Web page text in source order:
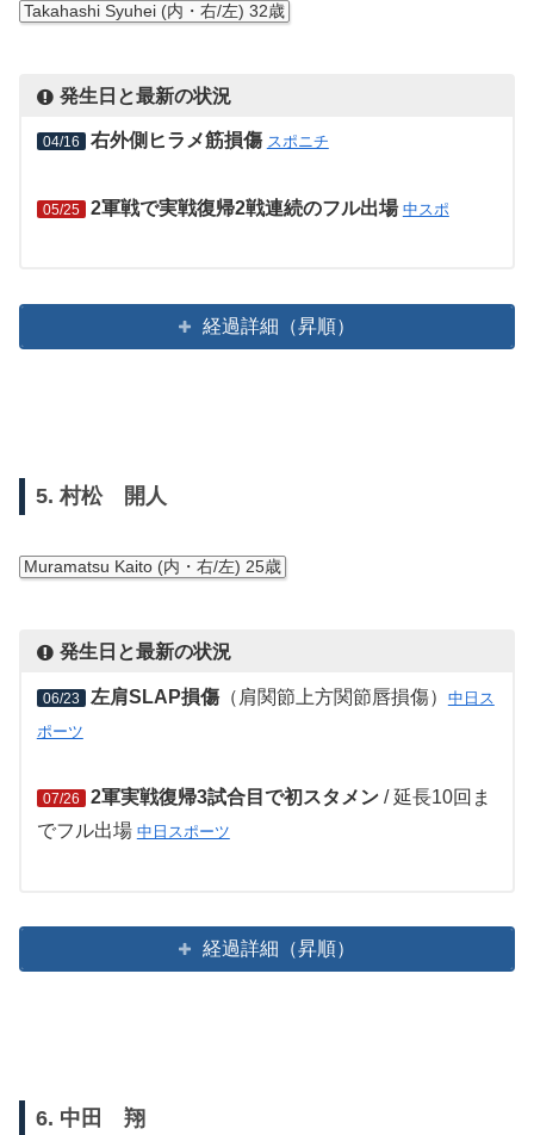
Takahashi Syuhei (内・右/左) 32歳
発生日と最新の状況
04/16 右外側ヒラメ筋損傷 スポニチ
05/25 2軍戦で実戦復帰2戦連続のフル出場 中スポ
経過詳細（昇順）
5. 村松 開人
Muramatsu Kaito (内・右/左) 25歳
発生日と最新の状況
06/23 左肩SLAP損傷（肩関節上方関節唇損傷） 中日ス
ポーツ
07/26 2軍実戦復帰3試合目で初スタメン/ 延長10回ま
でフル出場 中日スポーツ
経過詳細（昇順）
6. 中田 翔